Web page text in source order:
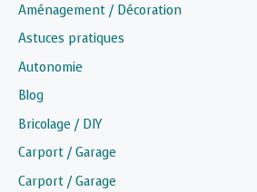
Aménagement / Décoration
Astuces pratiques
Autonomie
Blog
Bricolage / DIY
Carport / Garage
Carport / Garage